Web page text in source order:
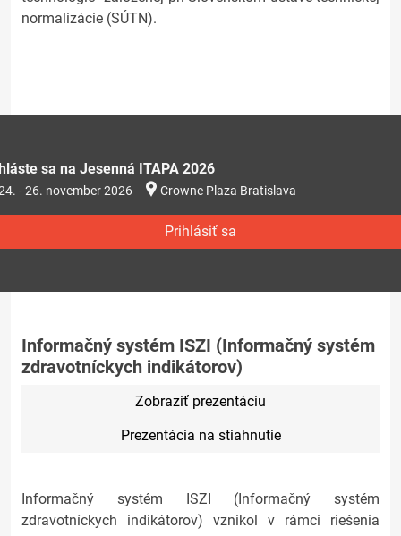
normalizácie (SÚTN).
sa na Jesenná ITAPA 2026
- 26. november 2026 Crowne Plaza Bratislava
Prihlásiť sa
Informačný systém ISZI (Informačný systém
zdravotníckych indikátorov)
Zobraziť prezentáciu
Prezentácia na stiahnutie
Informačný systém ISZI (Informačný systém
zdravotníckych indikátorov) vznikol v rámci riešenia